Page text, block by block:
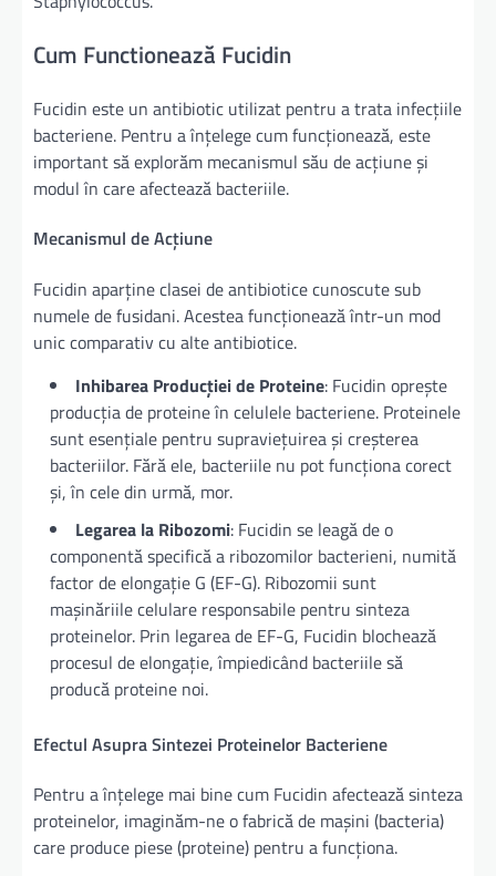
Cum Functionează Fucidin
Fucidin este un antibiotic utilizat pentru a trata infecțiile
bacteriene. Pentru a înțelege cum funcționează, este
important să explorăm mecanismul său de acțiune și
modul în care afectează bacteriile.
Mecanismul de Acțiune
Fucidin aparține clasei de antibiotice cunoscute sub
numele de fusidani. Acestea funcționează într-un mod
unic comparativ cu alte antibiotice.
Inhibarea Producției de Proteine: Fucidin oprește
producția de proteine în celulele bacteriene. Proteinele
sunt esențiale pentru supraviețuirea și creșterea
bacteriilor. Fără ele, bacteriile nu pot funcționa corect
și, în cele din urmă, mor.
Legarea la Ribozomi: Fucidin se leagă de o
componentă specifică a ribozomilor bacterieni, numită
factor de elongație G (EF-G). Ribozomii sunt
mașinăriile celulare responsabile pentru sinteza
proteinelor. Prin legarea de EF-G, Fucidin blochează
procesul de elongație, împiedicând bacteriile să
producă proteine noi.
Efectul Asupra Sintezei Proteinelor Bacteriene
Pentru a înțelege mai bine cum Fucidin afectează sinteza
proteinelor, imaginăm-ne o fabrică de mașini (bacteria)
care produce piese (proteine) pentru a funcționa.